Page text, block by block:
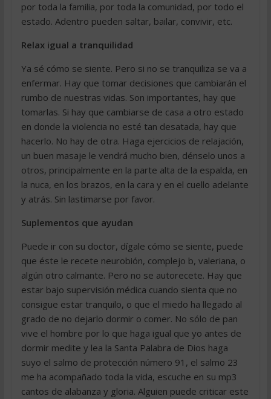
por toda la familia, por toda la comunidad, por todo el
estado. Adentro pueden saltar, bailar, convivir, etc.
Relax igual a tranquilidad
Ya sé cómo se siente. Pero si no se tranquiliza se va a
enfermar. Hay que tomar decisiones que cambiarán el
rumbo de nuestras vidas. Son importantes, hay que
tomarlas. Si hay que cambiarse de casa a otro estado
en donde la violencia no esté tan desatada, hay que
hacerlo. No hay de otra. Haga ejercicios de relajación,
un buen masaje le vendrá mucho bien, dénselo unos a
otros, principalmente en la parte alta de la espalda, en
la nuca, en los brazos, en la cara y en el cuello adelante
y atrás. Sin lastimarse por favor.
Suplementos que ayudan
Puede ir con su doctor, dígale cómo se siente, puede
que éste le recete neurobión, complejo b, valeriana, o
algún otro calmante. Pero no se autorecete. Hay que
estar bajo supervisión médica cuando sienta que no
consigue estar tranquilo, o que el miedo ha llegado al
grado de no dejarlo dormir o comer. No sólo de pan
vive el hombre por lo que haga igual que yo antes de
dormir medite y lea la Santa Palabra de Dios haga
suyo el salmo de protección número 91, el salmo 23
me ha acompañado toda la vida, escuche en su mp3
cantos de alabanza y gloria. Alguien puede criticar este